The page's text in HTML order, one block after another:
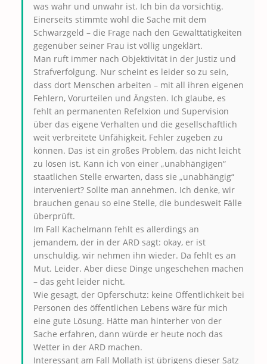
was wahr und unwahr ist. Ich bin da vorsichtig.
Einerseits stimmte wohl die Sache mit dem
Schwarzgeld – die Frage nach den Gewalttätigkeiten
gegenüber seiner Frau ist völlig ungeklärt.
Man ruft immer nach Objektivität in der Justiz und
Strafverfolgung. Nur scheint es leider so zu sein,
dass dort Menschen arbeiten – mit all ihren eigenen
Fehlern, Vorurteilen und Ängsten. Ich glaube, es
fehlt an permanenten Refelxion und Supervision
über das eigene Verhalten und die gesellschaftlich
weit verbreitete Unfähigkeit, Fehler zugeben zu
können. Das ist ein großes Problem, das nicht leicht
zu lösen ist. Kann ich von einer „unabhängigen“
staatlichen Stelle erwarten, dass sie „unabhängig“
interveniert? Sollte man annehmen. Ich denke, wir
brauchen genau so eine Stelle, die bundesweit Fälle
überprüft.
Im Fall Kachelmann fehlt es allerdings an
jemandem, der in der ARD sagt: okay, er ist
unschuldig, wir nehmen ihn wieder. Da fehlt es an
Mut. Leider. Aber diese Dinge ungeschehen machen
– das geht leider nicht.
Wie gesagt, der Opferschutz: keine Öffentlichkeit bei
Personen des öffentlichen Lebens wäre für mich
eine gute Lösung. Hätte man hinterher von der
Sache erfahren, dann würde er heute noch das
Wetter in der ARD machen.
Interessant am Fall Mollath ist übrigens dieser Satz